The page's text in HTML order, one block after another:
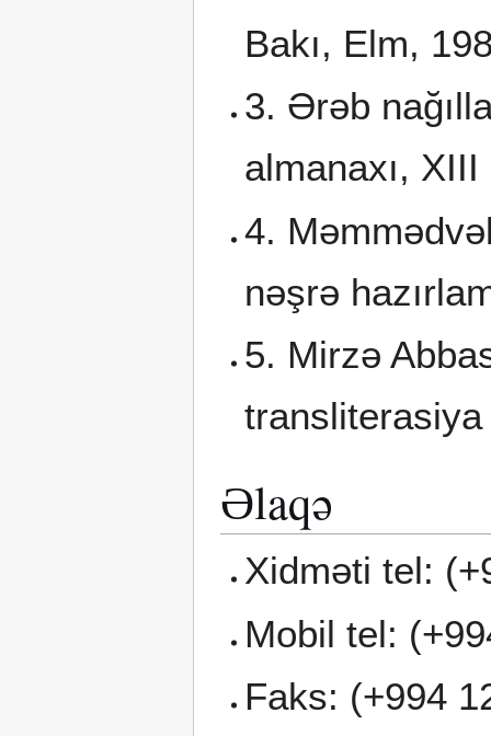
Bakı, Elm,
3. Ərəb
almanaxı, XIII
4.
nəşrə
5. Mirzə
Əlaqə
Xidməti tel:
Mobil tel:
Faks: (+994